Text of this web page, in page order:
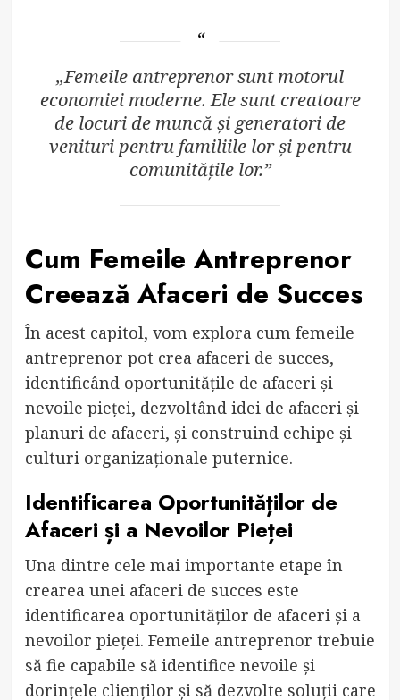
„Femeile antreprenor sunt motorul
economiei moderne. Ele sunt creatoare
de locuri de muncă și generatori de
venituri pentru familiile lor și pentru
comunitățile lor.”
Cum Femeile Antreprenor
Creează Afaceri de Succes
În acest capitol, vom explora cum femeile
antreprenor pot crea afaceri de succes,
identificând oportunitățile de afaceri și
nevoile pieței, dezvoltând idei de afaceri și
planuri de afaceri, și construind echipe și
culturi organizaționale puternice.
Identificarea Oportunităților de
Afaceri și a Nevoilor Pieței
Una dintre cele mai importante etape în
crearea unei afaceri de succes este
identificarea oportunităților de afaceri și a
nevoilor pieței. Femeile antreprenor trebuie
să fie capabile să identifice nevoile și
dorințele clienților și să dezvolte soluții care